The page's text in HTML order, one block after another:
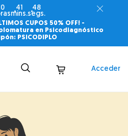
41
mins.
47
segs.
CUPOS 50% OFF! -
en Psicodiagnóstico
PSICODIPLO
Acceder